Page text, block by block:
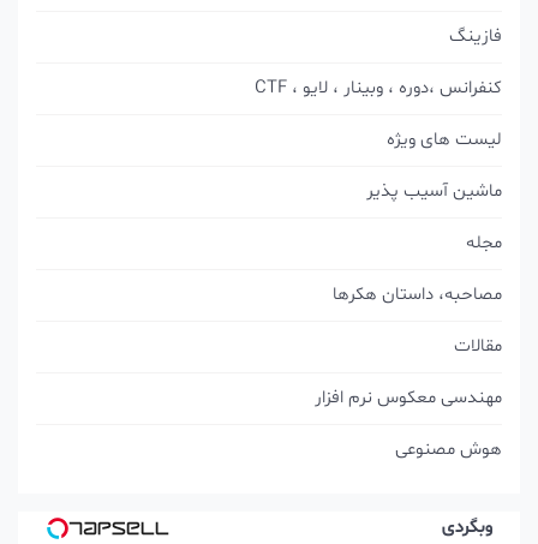
فازینگ
کنفرانس ،دوره ، وبینار ، لایو ، CTF
لیست های ویژه
ماشین آسیب پذیر
مصاحبه، داستان هکرها
مقالات
مهندسی معکوس نرم افزار
هوش مصنوعی
وبگردی